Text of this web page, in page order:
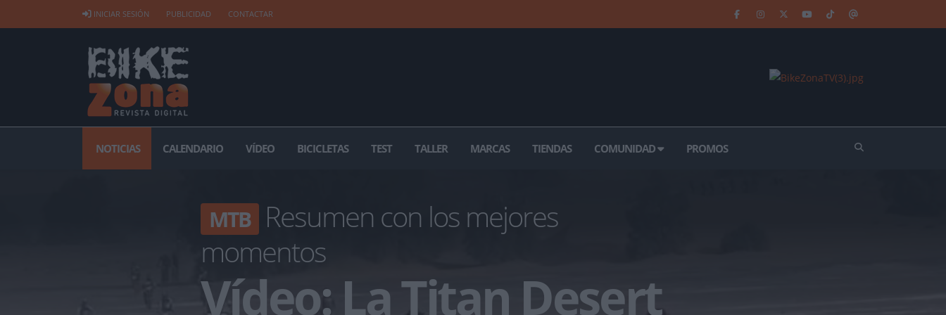
INICIAR SESIÓN PUBLICIDAD CONTACTAR
NOTICIAS CALENDARIO VÍDEO BICICLETAS TEST TALLER MARCAS TIENDAS COMUNIDAD PROMOS
MTB Resumen con los mejores
momentos
Vídeo: La Titan Desert